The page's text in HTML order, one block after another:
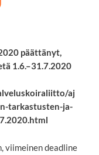
päättänyt,
1.6.–31.7.2020
aj
tarkastusten-ja-
deadline